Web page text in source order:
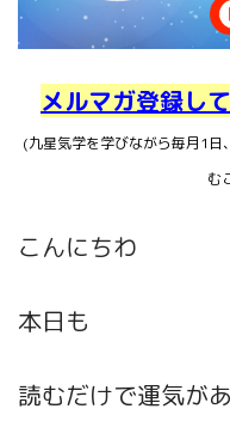
メルマガ登録し
(九星気学を学びながら毎月1
む
こんにちわ
本日も
読むだけで運気が